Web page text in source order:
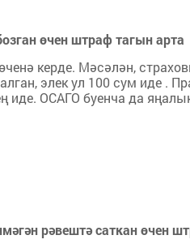
өчен штраф тагын арта
керде. Мәсәлән,
элек ул 100 сум иде .
иде. ОСАГО буенча да
рәвештә саткан өчен